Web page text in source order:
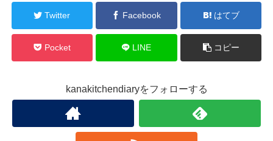
Twitter Facebook はてブ
Pocket LINE コピー
kanakitchendiaryをフォローする